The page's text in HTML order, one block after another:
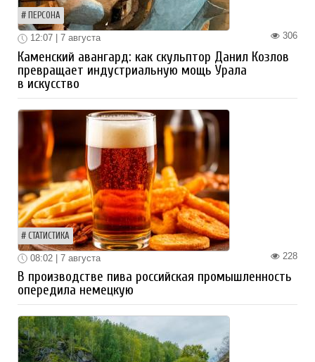
ПЕРСОНА
306
12:07 | 7 августа
Каменский авангард: как скульптор Данил Козлов
превращает индустриальную мощь Урала
в искусство
СТАТИСТИКА
228
08:02 | 7 августа
В производстве пива российская промышленность
опередила немецкую